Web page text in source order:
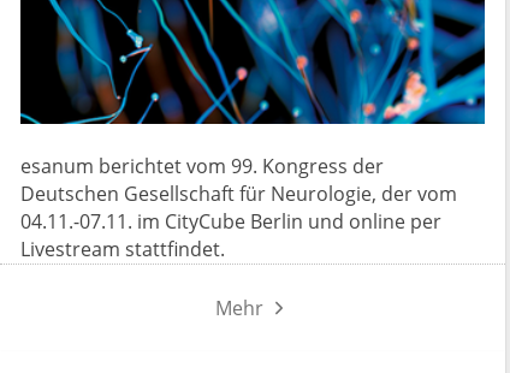
esanum berichtet vom 99. Kongress der
Deutschen Gesellschaft für Neurologie, der vom
04.11.-07.11. im CityCube Berlin und online per
Livestream stattfindet.
Mehr